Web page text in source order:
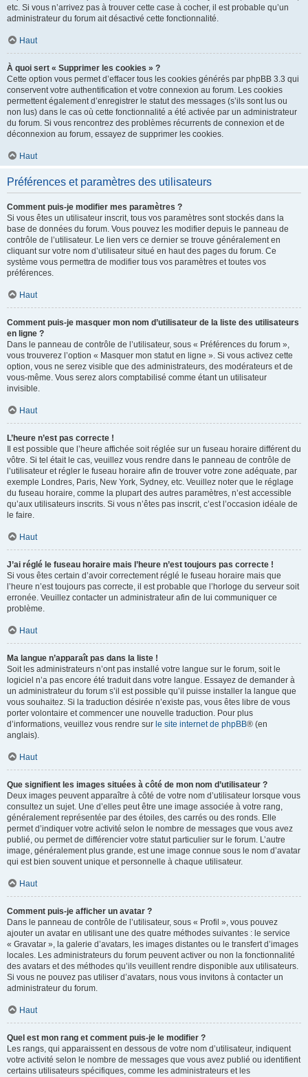
etc. Si vous n’arrivez pas à trouver cette case à cocher, il est probable qu’un
administrateur du forum ait désactivé cette fonctionnalité.
Haut
À quoi sert « Supprimer les cookies » ?
Cette option vous permet d’effacer tous les cookies générés par phpBB 3.3 qui
conservent votre authentification et votre connexion au forum. Les cookies
permettent également d’enregistrer le statut des messages (s’ils sont lus ou
non lus) dans le cas où cette fonctionnalité a été activée par un administrateur
du forum. Si vous rencontrez des problèmes récurrents de connexion et de
déconnexion au forum, essayez de supprimer les cookies.
Haut
Préférences et paramètres des utilisateurs
Comment puis-je modifier mes paramètres ?
Si vous êtes un utilisateur inscrit, tous vos paramètres sont stockés dans la
base de données du forum. Vous pouvez les modifier depuis le panneau de
contrôle de l’utilisateur. Le lien vers ce dernier se trouve généralement en
cliquant sur votre nom d’utilisateur situé en haut des pages du forum. Ce
système vous permettra de modifier tous vos paramètres et toutes vos
préférences.
Haut
Comment puis-je masquer mon nom d’utilisateur de la liste des utilisateurs
en ligne ?
Dans le panneau de contrôle de l’utilisateur, sous « Préférences du forum »,
vous trouverez l’option « Masquer mon statut en ligne ». Si vous activez cette
option, vous ne serez visible que des administrateurs, des modérateurs et de
vous-même. Vous serez alors comptabilisé comme étant un utilisateur
invisible.
Haut
L’heure n’est pas correcte !
Il est possible que l’heure affichée soit réglée sur un fuseau horaire différent du
vôtre. Si tel était le cas, veuillez vous rendre dans le panneau de contrôle de
l’utilisateur et régler le fuseau horaire afin de trouver votre zone adéquate, par
exemple Londres, Paris, New York, Sydney, etc. Veuillez noter que le réglage
du fuseau horaire, comme la plupart des autres paramètres, n’est accessible
qu’aux utilisateurs inscrits. Si vous n’êtes pas inscrit, c’est l’occasion idéale de
le faire.
Haut
J’ai réglé le fuseau horaire mais l’heure n’est toujours pas correcte !
Si vous êtes certain d’avoir correctement réglé le fuseau horaire mais que
l’heure n’est toujours pas correcte, il est probable que l’horloge du serveur soit
erronée. Veuillez contacter un administrateur afin de lui communiquer ce
problème.
Haut
Ma langue n’apparaît pas dans la liste !
Soit les administrateurs n’ont pas installé votre langue sur le forum, soit le
logiciel n’a pas encore été traduit dans votre langue. Essayez de demander à
un administrateur du forum s’il est possible qu’il puisse installer la langue que
vous souhaitez. Si la traduction désirée n’existe pas, vous êtes libre de vous
porter volontaire et commencer une nouvelle traduction. Pour plus
d’informations, veuillez vous rendre sur le site internet de phpBB® (en
anglais).
Haut
Que signifient les images situées à côté de mon nom d’utilisateur ?
Deux images peuvent apparaître à côté de votre nom d’utilisateur lorsque vous
consultez un sujet. Une d’elles peut être une image associée à votre rang,
généralement représentée par des étoiles, des carrés ou des ronds. Elle
permet d’indiquer votre activité selon le nombre de messages que vous avez
publié, ou permet de différencier votre statut particulier sur le forum. L’autre
image, généralement plus grande, est une image connue sous le nom d’avatar
qui est bien souvent unique et personnelle à chaque utilisateur.
Haut
Comment puis-je afficher un avatar ?
Dans le panneau de contrôle de l’utilisateur, sous « Profil », vous pouvez
ajouter un avatar en utilisant une des quatre méthodes suivantes : le service
« Gravatar », la galerie d’avatars, les images distantes ou le transfert d’images
locales. Les administrateurs du forum peuvent activer ou non la fonctionnalité
des avatars et des méthodes qu’ils veuillent rendre disponible aux utilisateurs.
Si vous ne pouvez pas utiliser d’avatars, nous vous invitons à contacter un
administrateur du forum.
Haut
Quel est mon rang et comment puis-je le modifier ?
Les rangs, qui apparaissent en dessous de votre nom d’utilisateur, indiquent
votre activité selon le nombre de messages que vous avez publié ou identifient
certains utilisateurs spécifiques, comme les administrateurs et les